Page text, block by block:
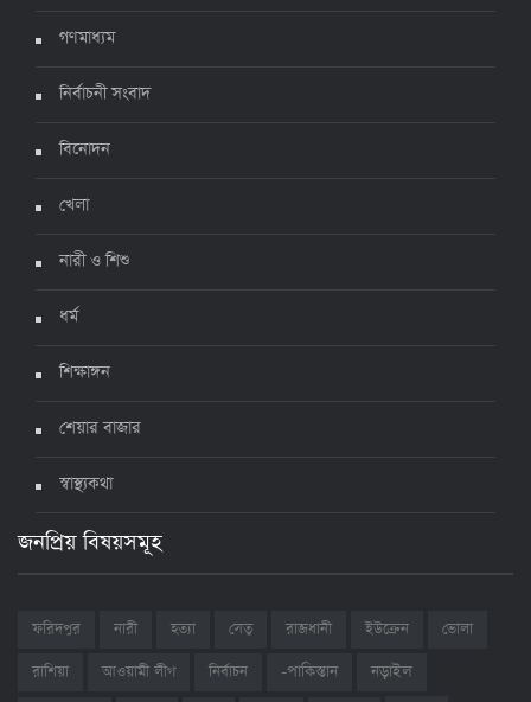
ঊর্ধ্বগতিতে সংক্রমণ, স্বাস্থ্যবিধিতে উদাসীনতা
গণমাধ্যম
নির্বাচনী সংবাদ
বিনোদন
খেলা
নারী ও শিশু
ধর্ম
শিক্ষাঙ্গন
শেয়ার বাজার
স্বাস্থ্যকথা
জনপ্রিয় বিষয়সমূহ
ফরিদপুর নারী হত্যা সেতু রাজধানী ইউক্রেন
ভোলা
রাশিয়া
আওয়ামী লীগ নির্বাচন -পাকিস্তান নড়াইল